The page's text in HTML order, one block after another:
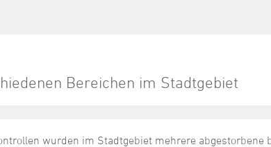
Bereichen im Stadtgebiet
wurden im Stadtgebiet mehrere abgestorbene